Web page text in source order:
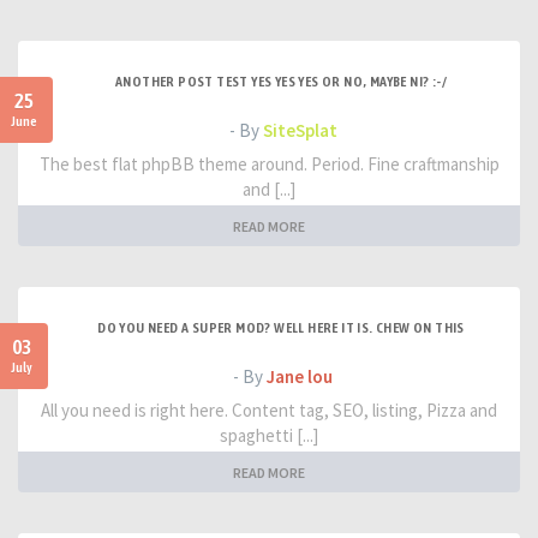
25
June
ANOTHER POST TEST YES YES YES OR NO, MAYBE NI? :-/
- BySiteSplat
The best flat phpBB theme around. Period. Fine craftmanship
and [...]
READ MORE
03
July
DO YOU NEED A SUPER MOD? WELL HERE IT IS. CHEW ON THIS
- ByJane lou
All you need is right here. Content tag, SEO, listing, Pizza and
spaghetti [...]
READ MORE